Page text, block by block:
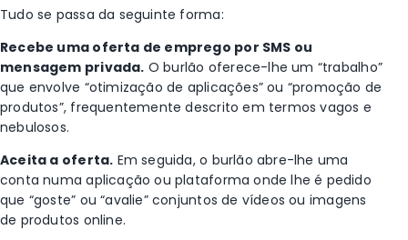
Tudo se passa da seguinte forma:
Recebe uma oferta de emprego por SMS ou
mensagem privada. O burlão oferece-lhe um “trabalho”
que envolve “otimização de aplicações” ou “promoção de
produtos”, frequentemente descrito em termos vagos e
nebulosos.
Aceita a oferta. Em seguida, o burlão abre-lhe uma
conta numa aplicação ou plataforma onde lhe é pedido
que “goste” ou “avalie” conjuntos de vídeos ou imagens
de produtos online.